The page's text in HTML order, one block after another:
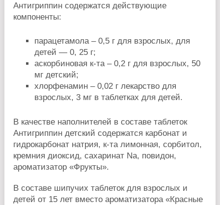
Антигриппин содержатся действующие
компоненты:
парацетамола – 0,5 г для взрослых, для
детей — 0, 25 г;
аскорбиновая к-та – 0,2 г для взрослых, 50
мг детский;
хлорфенамин – 0,02 г лекарство для
взрослых, 3 мг в таблетках для детей.
В качестве наполнителей в составе таблеток
Антигриппин детский содержатся карбонат и
гидрокарбонат натрия, к-та лимонная, сорбитол,
кремния диоксид, сахаринат Na, повидон,
ароматизатор «Фрукты».
В составе шипучих таблеток для взрослых и
детей от 15 лет вместо ароматизатора «Красные